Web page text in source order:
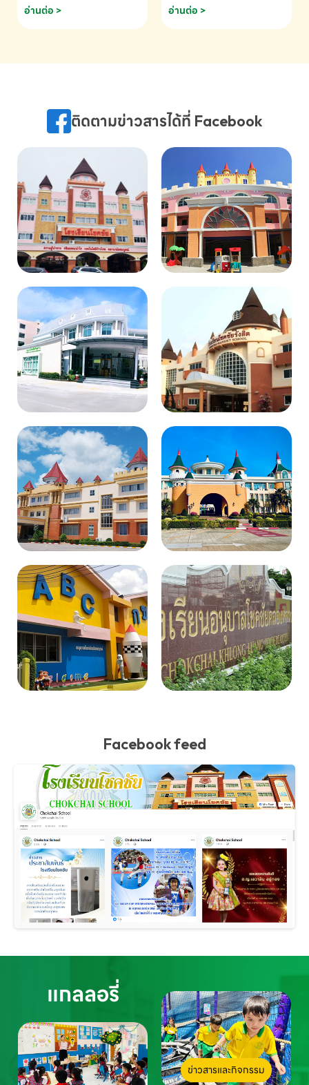
ชมภาพยนตร์ Toy Story 5
(Soundtrack)เพื่อเสริมทักษะ
ภาษา ผ่านประสบการณ์การเรียนรู้
075-691910
อ่านต่อ >
075-691910
อ่านต่อ >
ติดตามข่าวสารได้ที่ Facebook
Facebook feed
แกลลอรี่
ข่าวสารและกิจกรรม